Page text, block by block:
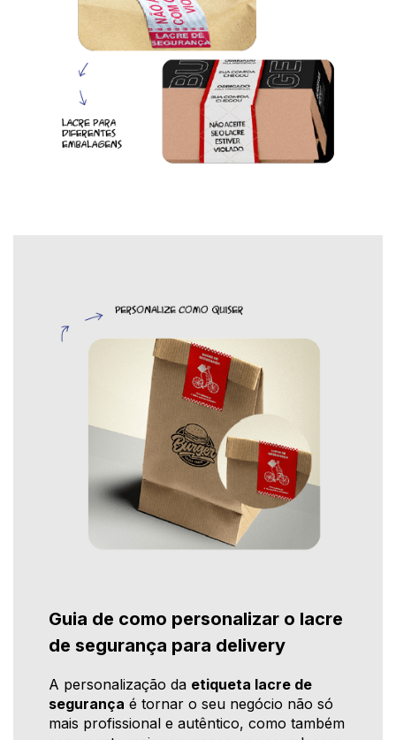
Guia de como personalizar o lacre
de segurança para delivery
A personalização da etiqueta lacre de
segurança é tornar o seu negócio não só
mais profissional e autêntico, como também